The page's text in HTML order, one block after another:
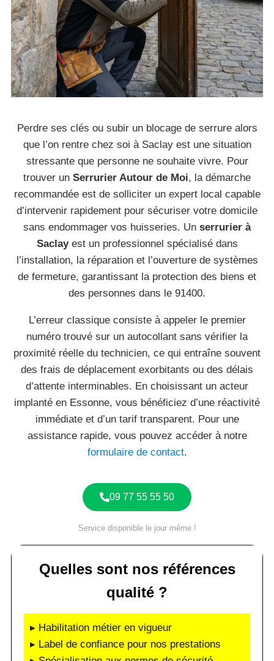
Perdre ses clés ou subir un blocage de serrure alors
que l’on rentre chez soi à Saclay est une situation
stressante que personne ne souhaite vivre. Pour
trouver un Serrurier Autour de Moi, la démarche
recommandée est de solliciter un expert local capable
d’intervenir rapidement pour sécuriser votre domicile
sans endommager vos huisseries. Un serrurier à
Saclayest un professionnel spécialisé dans
l’installation, la réparation et l’ouverture de systèmes
de fermeture, garantissant la protection des biens et
des personnes dans le 91400.
L’erreur classique consiste à appeler le premier
numéro trouvé sur un autocollant sans vérifier la
proximité réelle du technicien, ce qui entraîne souvent
des frais de déplacement exorbitants ou des délais
d’attente interminables. En choisissant un acteur
implanté en Essonne, vous bénéficiez d’une réactivité
immédiate et d’un tarif transparent. Pour une
assistance rapide, vous pouvez accéder à notre
formulaire de contact.
09 77 55 55 50
Service disponible le jour même !
Quelles sont nos références
qualité ?
▸ Habilitation métier en vigueur
▸ Label de confiance pour nos prestations